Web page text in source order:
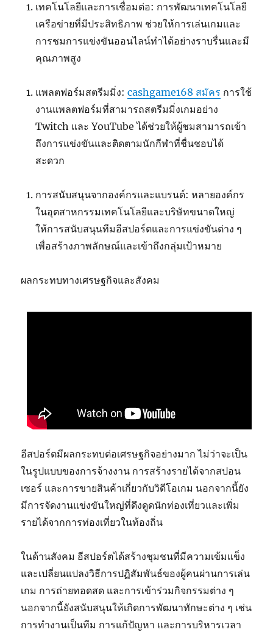
เทคโนโลยีและการเชื่อมต่อ: การพัฒนาเทคโนโลยี
เครือข่ายที่มีประสิทธิภาพ ช่วยให้การเล่นเกมและ
การชมการแข่งขันออนไลน์ทำได้อย่างราบรื่นและมี
คุณภาพสูง
แพลตฟอร์มสตรีมมิ่ง:cashgame168 สมัคร การใช้
งานแพลตฟอร์มที่สามารถสตรีมมิ่งเกมอย่าง
Twitch และ YouTube ได้ช่วยให้ผู้ชมสามารถเข้า
ถึงการแข่งขันและติดตามนักกีฬาที่ชื่นชอบได้
สะดวก
การสนับสนุนจากองค์กรและแบรนด์: หลายองค์กร
ในอุตสาหกรรมเทคโนโลยีและบริษัทขนาดใหญ่
ให้การสนับสนุนทีมอีสปอร์ตและการแข่งขันต่าง ๆ
เพื่อสร้างภาพลักษณ์และเข้าถึงกลุ่มเป้าหมาย
ผลกระทบทางเศรษฐกิจและสังคม
อีสปอร์ตมีผลกระทบต่อเศรษฐกิจอย่างมาก ไม่ว่าจะเป็น
ในรูปแบบของการจ้างงาน การสร้างรายได้จากสปอน
เซอร์ และการขายสินค้าเกี่ยวกับวิดีโอเกม นอกจากนี้ยัง
มีการจัดงานแข่งขันใหญ่ที่ดึงดูดนักท่องเที่ยวและเพิ่ม
รายได้จากการท่องเที่ยวในท้องถิ่น
ในด้านสังคม อีสปอร์ตได้สร้างชุมชนที่มีความเข้มแข็ง
และเปลี่ยนแปลงวิธีการปฏิสัมพันธ์ของผู้คนผ่านการเล่น
เกม การถ่ายทอดสด และการเข้าร่วมกิจกรรมต่าง ๆ
นอกจากนี้ยังสนับสนุนให้เกิดการพัฒนาทักษะต่าง ๆ เช่น
การทำงานเป็นทีม การแก้ปัญหา และการบริหารเวลา